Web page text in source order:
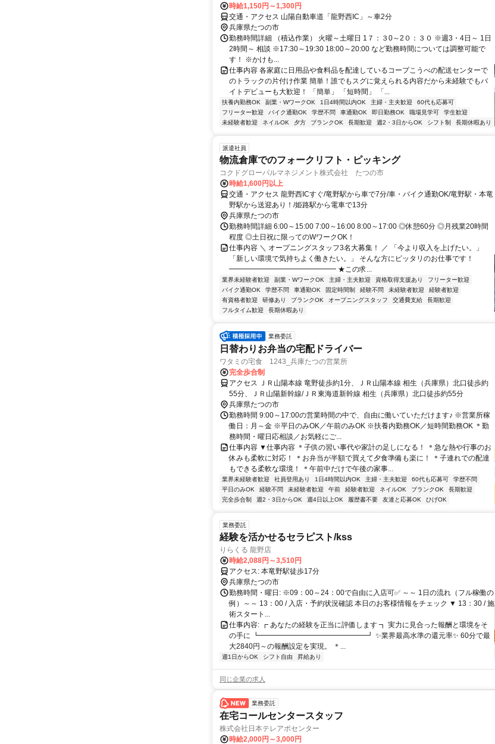
時給1,150円～1,300円
交通・アクセス 山陽自動車道「龍野西IC」～車2分
兵庫県たつの市
勤務時間詳細 （積込作業） 火曜～土曜日 1７：３0～2０：３０ ※週3・4日～ 1日
2時間～ 相談 ※17:30～19:30 18:00～20:00 など勤務時間については調整可能で
す！ ※かけも...
仕事内容 各家庭に日用品や食料品を配達しているコープこうべの配送センターで
のトラックの片付け作業 簡単！誰でもスグに覚えられる内容だから未経験でもバ
イトデビューも大歓迎！ 「簡単」 「短時間」 「...
扶養内勤務OK 副業・WワークOK 1日4時間以内OK 主婦・主夫歓迎
60代も応募可
フリーター歓迎
バイク通勤OK 学歴不問 車通勤OK 即日勤務OK 職場見学可
学生歓迎
未経験者歓迎
ネイルOK 夕方 ブランクOK 長期歓迎 週2・3日からOK シフト制 長期休暇あり
派遣社員
物流倉庫でのフォークリフト・ピッキング
コクドグローバルマネジメント株式会社 たつの市
時給1,600円以上
交通・アクセス 龍野西ICすぐ/竜野駅から車で7分/車・バイク通勤OK/竜野駅・本竜
野駅から送迎あり！/姫路駅から電車で13分
兵庫県たつの市
勤務時間詳細 6:00～15:00 7:00～16:00 8:00～17:00 ◎休憩60分 ◎月残業20時間
程度 ◎土日祝に限ってのWワークOK！
仕事内容 ＼ オープニングスタッフ3名大募集！ ／ 「今より収入を上げたい。」
「新しい環境で気持ちよく働きたい。」 そんな方にピッタリのお仕事です！
━━━━━━━━━━━━━━━ ★この求...
業界未経験者歓迎 副業・WワークOK 主婦・主夫歓迎 資格取得支援あり
フリーター歓迎
バイク通勤OK
学歴不問 車通勤OK 固定時間制 経験不問 未経験者歓迎
経験者歓迎
有資格者歓迎
研修あり ブランクOK オープニングスタッフ 交通費支給
長期歓迎
フルタイム歓迎
長期休暇あり
業務委託
日替わりお弁当の宅配ドライバー
ワタミの宅食 1243_兵庫たつの営業所
完全歩合制
アクセス ＪＲ山陽本線 竜野徒歩約1分、ＪＲ山陽本線 相生（兵庫県）北口徒歩約
55分、ＪＲ山陽新幹線/ＪＲ東海道新幹線 相生（兵庫県）北口徒歩約55分
兵庫県たつの市
勤務時間 9:00～17:00の営業時間の中で、自由に働いていただけます♪ ※営業所稼
働日：月～金 ※平日のみOK／午前のみOK ※扶養内勤務OK／短時間勤務OK ＊勤
務時間・曜日応相談／お気軽にご...
仕事内容 ▼仕事内容 ＊子供の習い事代や家計の足しになる！ ＊急な熱や行事のお
休みも柔軟に対応！ ＊お弁当が半額で買えて夕食準備も楽に！ ＊子連れでの配達
もできる柔軟な環境！ ＊午前中だけで午後の家事...
業界未経験者歓迎 社員登用あり 1日4時間以内OK 主婦・主夫歓迎 60代も応募可
学歴不問
平日のみOK
経験不問 未経験者歓迎 午前 経験者歓迎 ネイルOK ブランクOK
長期歓迎
完全歩合制
週2・3日からOK 週4日以上OK 履歴書不要 友達と応募OK ひげOK
業務委託
経験を活かせるセラピスト/kss
りらくる 龍野店
時給2,088円～3,510円
アクセス: 本竜野駅徒歩17分
兵庫県たつの市
勤務時間・曜日: ※09：00～24：00で自由に入店可✅ ～～ 1日の流れ（フル稼働の
例）～～ 13：00 / 入店・予約状況確認 本日のお客様情報をチェック ▼ 13：30 / 施
術スタート...
仕事内容: ┏ あなたの経験を正当に評価します ┓ 実力に見合った報酬と環境をそ
の手に ┗━━━━━━━━━━━━━━━┛ ✨業界最高水準の還元率✨ 60分で最
大2840円～の報酬設定を実現。 ＊...
週1日からOK シフト自由 昇給あり
同じ企業の求人
業務委託
在宅コールセンタースタッフ
株式会社日本テレアポセンター
時給2,000円～3,000円